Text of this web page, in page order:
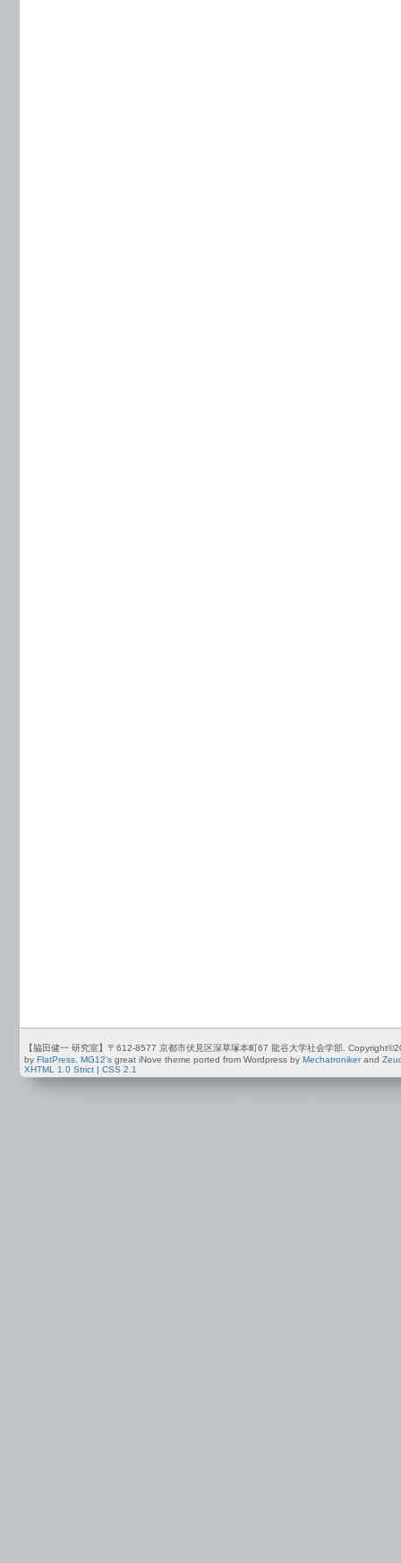
【脇田健一 研究室】〒612-8577 京都市伏見区深草塚本町67 龍谷大学社会学部.
by FlatPress. MG12's great iNove theme ported from Wordpress by Mechatronikerand
XHTML 1.0 Strict
CSS 2.1